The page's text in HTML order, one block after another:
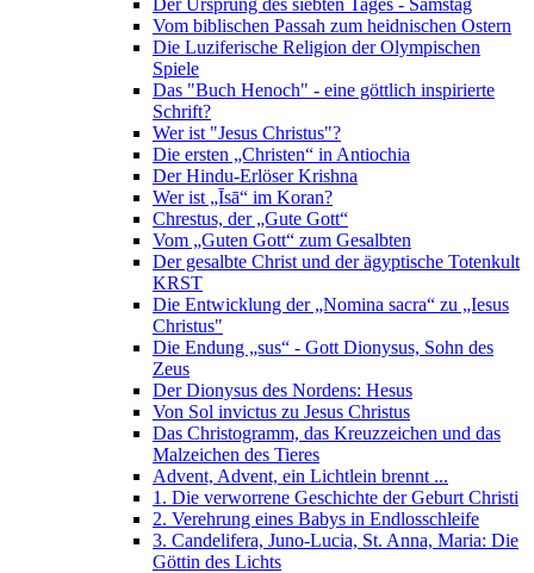
Der Ursprung des siebten Tages - Samstag
Vom biblischen Passah zum heidnischen Ostern
Die Luziferische Religion der Olympischen
Spiele
Das "Buch Henoch" - eine göttlich inspirierte
Schrift?
Wer ist "Jesus Christus"?
Die ersten „Christen“ in Antiochia
Der Hindu-Erlöser Krishna
Wer ist „Īsā“ im Koran?
Chrestus, der „Gute Gott“
Vom „Guten Gott“ zum Gesalbten
Der gesalbte Christ und der ägyptische Totenkult
KRST
Die Entwicklung der „Nomina sacra“ zu „Iesus
Christus"
Die Endung „sus“ - Gott Dionysus, Sohn des
Zeus
Der Dionysus des Nordens: Hesus
Von Sol invictus zu Jesus Christus
Das Christogramm, das Kreuzzeichen und das
Malzeichen des Tieres
Advent, Advent, ein Lichtlein brennt ...
1. Die verworrene Geschichte der Geburt Christi
2. Verehrung eines Babys in Endlosschleife
3. Candelifera, Juno-Lucia, St. Anna, Maria: Die
Göttin des Lichts